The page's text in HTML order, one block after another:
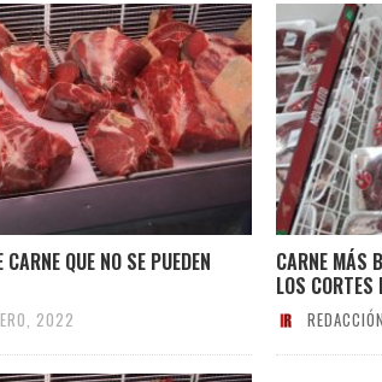
QUE NO SE PUEDEN
2022
CARNE MÁS
LOS CORTES